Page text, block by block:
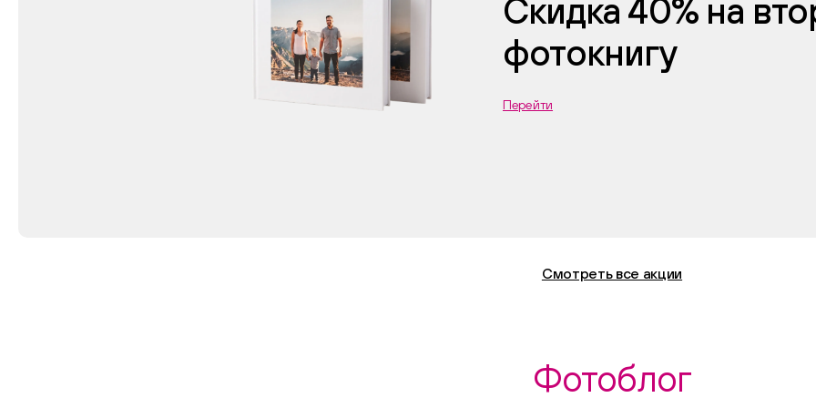
Скидка 40% на
фотокнигу
Перейти
Смотреть все акции
Фотоблог